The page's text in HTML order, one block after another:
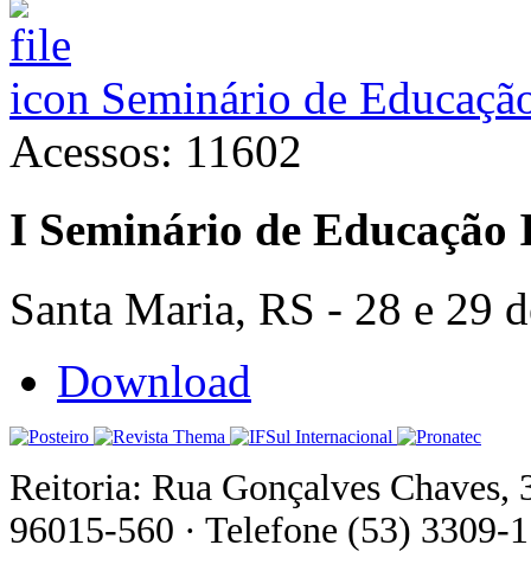
Seminário de
Acessos: 11602
I Seminário de Educação
Santa Maria, RS - 28 e 29
Download
Reitoria: Rua Gonçalves
96015-560 · Telefone (53) 3309-